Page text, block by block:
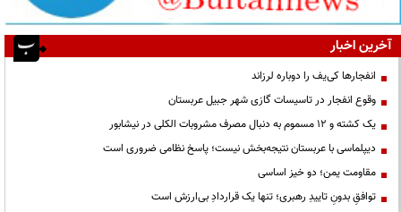
آخرین اخبار
انفجارها کی‌یف را دوباره لرزاند
وقوع انفجار در تاسیسات گازی شهر جبیل عربستان
یک کشته و ۱۲ مسموم به دنبال مصرف مشروبات الکلی در نیشابور
دیپلماسی با عربستان نتیجه‌بخش نیست؛ پاسخ نظامی ضروری است
مقاومت یمن؛ دو خیز اساسی
توافقِ بدونِ تاییدِ رهبری؛ تنها یک قراردادِ بی‌ارزش است